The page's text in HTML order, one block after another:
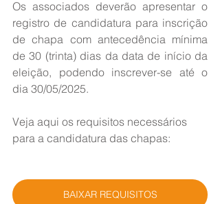
Os associados deverão apresentar o
registro de candidatura para inscrição
de chapa com antecedência mínima
de 30 (trinta) dias da data de início da
eleição, podendo inscrever-se até o
dia 30/05/2025.
Veja aqui os requisitos necessários
para a candidatura das chapas:
BAIXAR REQUISITOS